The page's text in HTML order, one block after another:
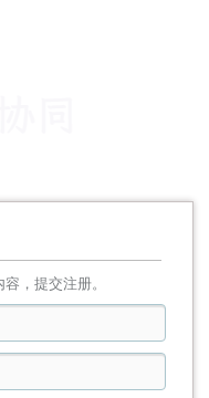
，提交注册。